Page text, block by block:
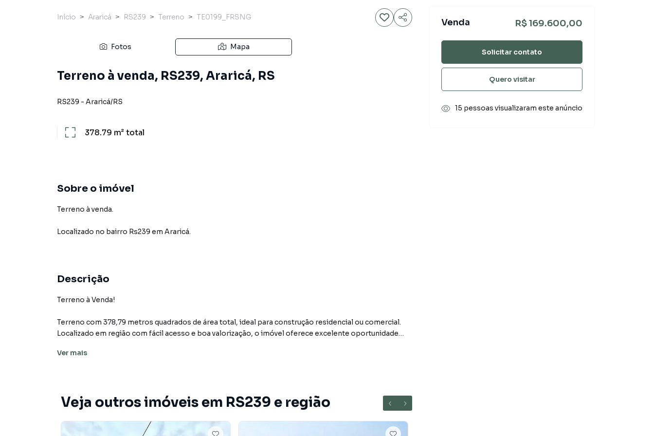
Início Araricá RS239 Terreno TE0199_FRSNG
Fotos Mapa
Terreno à venda, RS239, Araricá, RS
RS239 - Araricá/RS
378.79 m²total
Sobre o imóvel
Terreno à venda.
Localizado no bairro Rs239 em Araricá.
Descrição
Terreno à Venda!
Terreno com 378,79 metros quadrados de área total, ideal para construção residencial ou comercial.
Localizado em região com fácil acesso e boa valorização, o imóvel oferece excelente oportunidade
Terreno para Venda em região valorizada do bairro RS239, em Araricá. Não encontrou o que procurava
ou deseja mais informações sobre Terreno em Araricá? Entre em contato com nossa equipe pelo
telefone (51) 99508-2309.
Ver mais
Veja outros imóveis em RS239 e região
Venda R$ 169.600,00
Solicitar contato
Quero visitar
15 pessoas visualizaram este anúncio